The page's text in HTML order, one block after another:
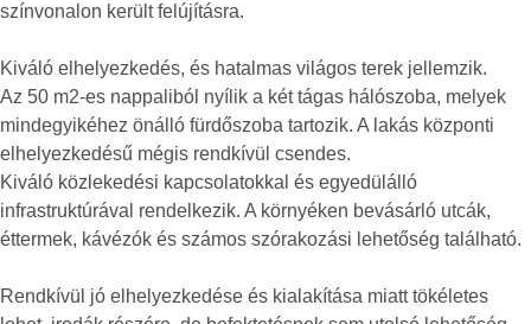
színvonalon került felújításra.
Kiváló elhelyezkedés, és hatalmas világos terek jellemzik.
Az 50 m2-es nappaliból nyílik a két tágas hálószoba, melyek
mindegyikéhez önálló fürdőszoba tartozik. A lakás központi
elhelyezkedésű mégis rendkívül csendes.
Kiváló közlekedési kapcsolatokkal és egyedülálló
infrastruktúrával rendelkezik. A környéken bevásárló utcák,
éttermek, kávézók és számos szórakozási lehetőség található.
Rendkívül jó elhelyezkedése és kialakítása miatt tökéletes